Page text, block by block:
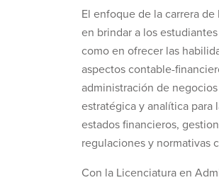
El enfoque de la carrera
en brindar a los
como en ofrecer las
aspectos contable-
administración de
estratégica y analítica para
estados financieros,
regulaciones y normativas
Con la Licenciatura en